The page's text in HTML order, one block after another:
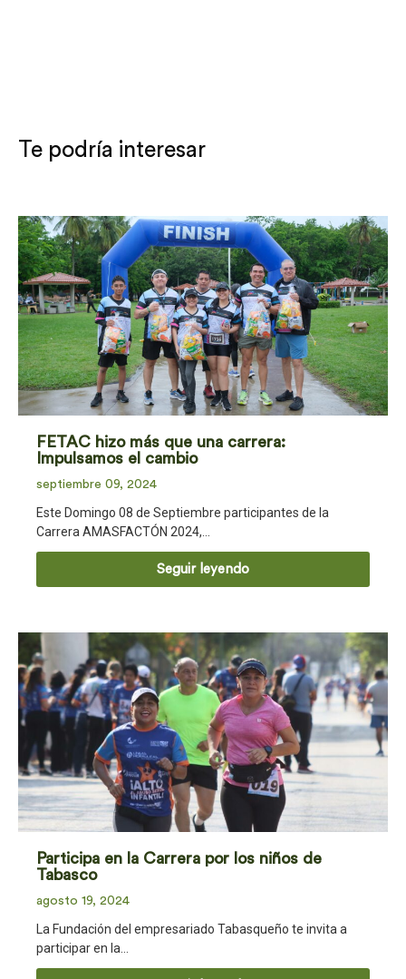
Te podría interesar
FETAC hizo más que una carrera:
Impulsamos el cambio
septiembre 09, 2024
Este Domingo 08 de Septiembre participantes de la
Carrera AMASFACTÓN 2024,…
Seguir leyendo
Participa en la Carrera por los niños de
Tabasco
agosto 19, 2024
La Fundación del empresariado Tabasqueño te invita a
participar en la…